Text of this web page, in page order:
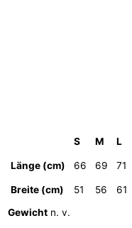
S M L
Länge (cm) 66 69 71
Breite (cm) 51 56 61
Gewicht n. v.